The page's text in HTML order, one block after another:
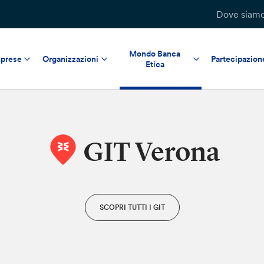
Dove
Organizzazioni
Mondo Banca
Etica
GIT Verona
SCOPRI TUTTI I GIT